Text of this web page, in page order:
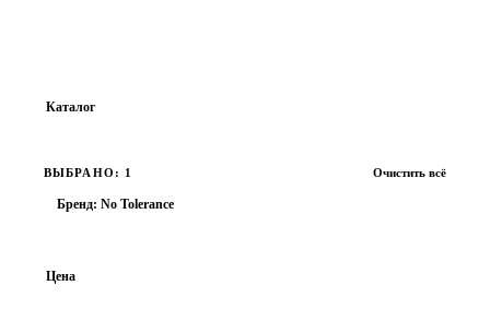
Каталог
АКСЕССУАРЫ
ВЫБРАНО: 1 Очистить всё
Бренд: No Tolerance
Цена